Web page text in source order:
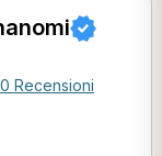
0 Recensioni